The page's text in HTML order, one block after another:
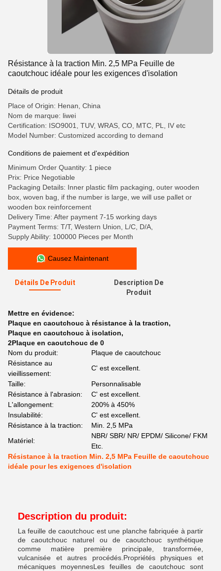
Résistance à la traction Min. 2,5 MPa Feuille de
caoutchouc idéale pour les exigences d'isolation
Détails de produit
Place of Origin: Henan, China
Nom de marque: liwei
Certification: ISO9001, TUV, WRAS, CO, MTC, PL, IV etc
Model Number: Customized according to demand
Conditions de paiement et d'expédition
Minimum Order Quantity: 1 piece
Prix: Price Negotiable
Packaging Details: Inner plastic film packaging, outer wooden
box, woven bag, if the number is large, we will use pallet or
wooden box reinforcement
Delivery Time: After payment 7-15 working days
Payment Terms: T/T, Western Union, L/C, D/A,
Supply Ability: 100000 Pieces per Month
Causez Maintenant
Détails De Produit
Description De
Produit
Mettre en évidence:
Plaque en caoutchouc à résistance à la traction,
Plaque en caoutchouc à isolation,
2Plaque en caoutchouc de 0
Nom du produit:
Plaque de caoutchouc
Résistance au
vieillissement:
C' est excellent.
Taille:
Personnalisable
Résistance à l'abrasion:
C' est excellent.
L'allongement:
200% à 450%
Insulabilité:
C' est excellent.
Résistance à la traction:
Min. 2,5 MPa
Matériel:
NBR/ SBR/ NR/ EPDM/ Silicone/ FKM
Etc.
Résistance à la traction Min. 2,5 MPa Feuille de caoutchouc
idéale pour les exigences d'isolation
Description du produit:
La feuille de caoutchouc est une planche fabriquée à partir
de caoutchouc naturel ou de caoutchouc synthétique
comme matière première principale, transformée,
vulcanisée et autres procédés.Propriétés physiques et
mécaniques moyennesLes feuilles de caoutchouc sont